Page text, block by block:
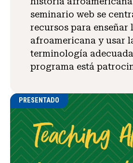
seminario web se
recursos para enseñar
afroamericana y usar
terminología
programa está
PRESENTADO